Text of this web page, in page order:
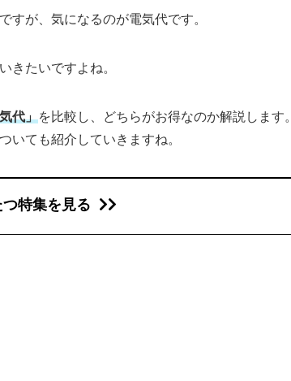
すが、気になるのが電気代です。
きたいですよね。
代」を比較し、どちらがお得なのか解説します。
いても紹介していきますね。
特集を見る